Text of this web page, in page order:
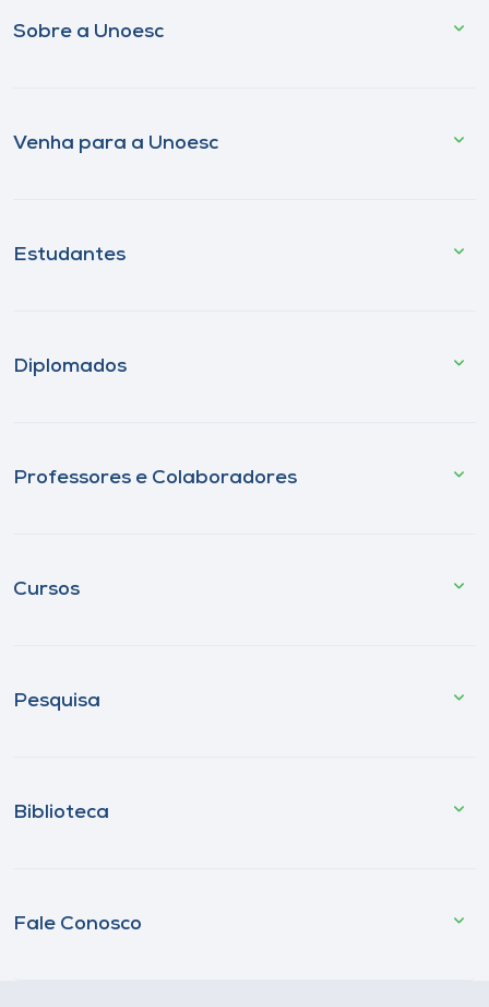
Sobre a Unoesc
Venha para a Unoesc
Estudantes
Diplomados
Professores e Colaboradores
Cursos
Pesquisa
Biblioteca
Fale Conosco